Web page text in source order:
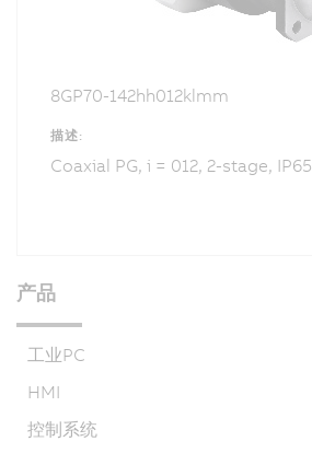
8GP70-142hh012klmm
描述:
Coaxial PG, i = 012, 2-stage, IP65
产品
工业PC
HMI
控制系统